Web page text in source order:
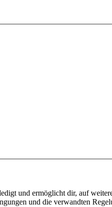
und ermöglicht dir, auf
und die verwandten